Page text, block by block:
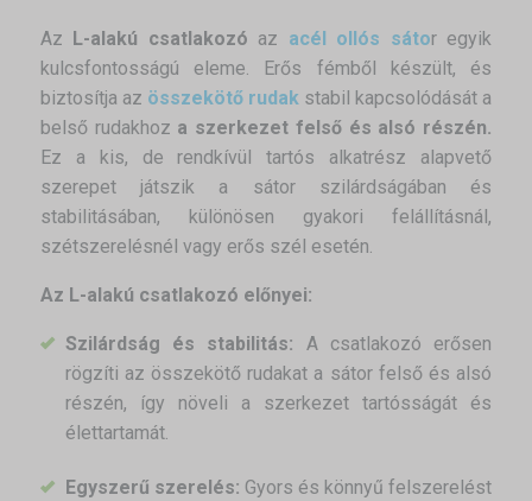
Az L-alakú csatlakozó az acél ollós sátor egyik
kulcsfontosságú eleme. Erős fémből készült, és
biztosítja az összekötő rudak stabil kapcsolódását a
belső rudakhoz a szerkezet felső és alsó részén.
Ez a kis, de rendkívül tartós alkatrész alapvető
szerepet játszik a sátor szilárdságában és
stabilitásában, különösen gyakori felállításnál,
szétszerelésnél vagy erős szél esetén.
Az L-alakú csatlakozó előnyei:
Szilárdság és stabilitás: A csatlakozó erősen
rögzíti az összekötő rudakat a sátor felső és alsó
részén, így növeli a szerkezet tartósságát és
élettartamát.
Egyszerű szerelés: Gyors és könnyű felszerelést